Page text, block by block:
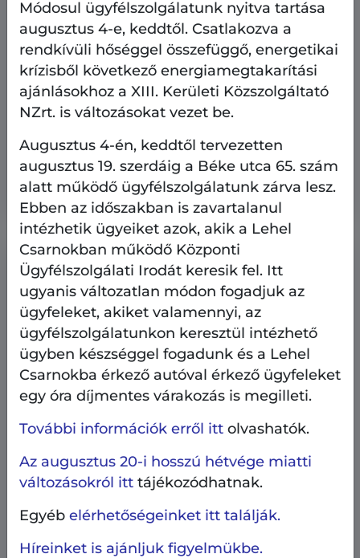
Ingatlangazdálkodás Pályázati hírek
Megtekinthetők a nyári
lakáspályázatokon meghirdetett lakások
Ingatlangazdálkodás Pályázati hírek
Módosul ügyfélszolgálatunk nyitva tartása
augusztus 4-e, keddtől. Csatlakozva a
rendkívüli hőséggel összefüggő, energetikai
krízisből következő energiamegtakarítási
ajánlásokhoz a XIII. Kerületi Közszolgáltató
NZrt. is változásokat vezet be.
Augusztus 4-én, keddtől tervezetten
augusztus 19. szerdáig a Béke utca 65. szám
alatt működő ügyfélszolgálatunk zárva lesz.
Ebben az időszakban is zavartalanul
intézhetik ügyeiket azok, akik a Lehel
Csarnokban működő Központi
Ügyfélszolgálati Irodát keresik fel. Itt
ugyanis változatlan módon fogadjuk az
ügyfeleket, akiket valamennyi, az
ügyfélszolgálatunkon keresztül intézhető
ügyben készséggel fogadunk és a Lehel
Csarnokba érkező autóval érkező ügyfeleket
egy óra díjmentes várakozás is megilleti.
További információk erről ittolvashatók.
Az augusztus 20-i hosszú hétvége miatti
változásokról itttájékozódhatnak.
Egyéb elérhetőségeinket itt találják.
Híreinket is ajánljuk figyelmükbe.